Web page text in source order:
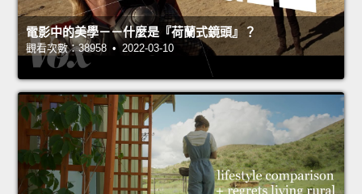
電影中的美學－－什麼是『荷蘭式鏡頭』？
觀看次數：38958 • 2022-03-10